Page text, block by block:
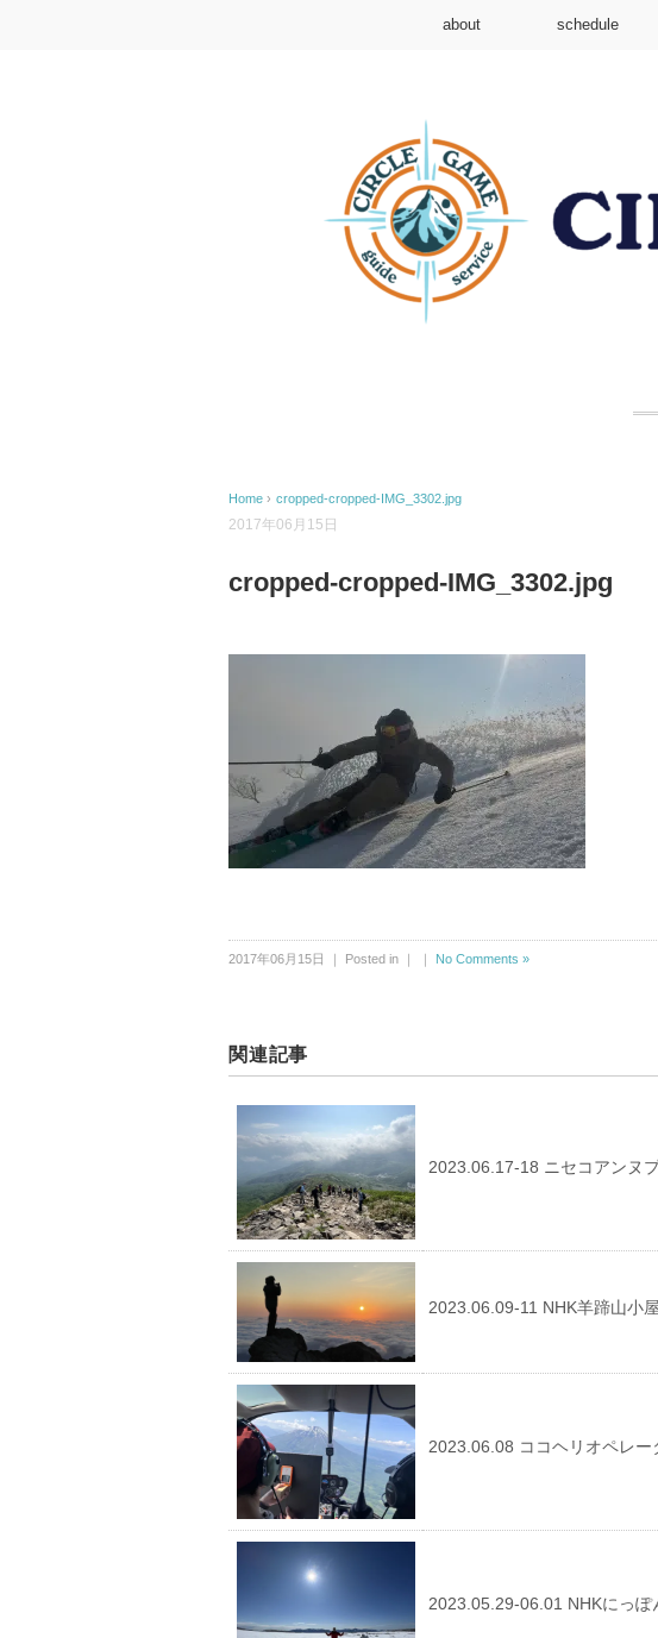
about schedule
Home › cropped-cropped-IMG_3302.jpg
2017年06月15日
cropped-cropped-IMG_3302.jpg
2017年06月15日 ｜ Posted in ｜ ｜ No Comments »
関連記事
2023.06.17-18 ニセコアンヌ
2023.06.09-11 NHK羊蹄山小
2023.06.08 ココヘリオペレー
2023.05.29-06.01 NHKにっ